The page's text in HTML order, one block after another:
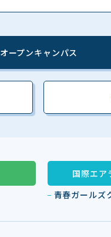
オープンキャンパス
国際エア
青春ガールズ